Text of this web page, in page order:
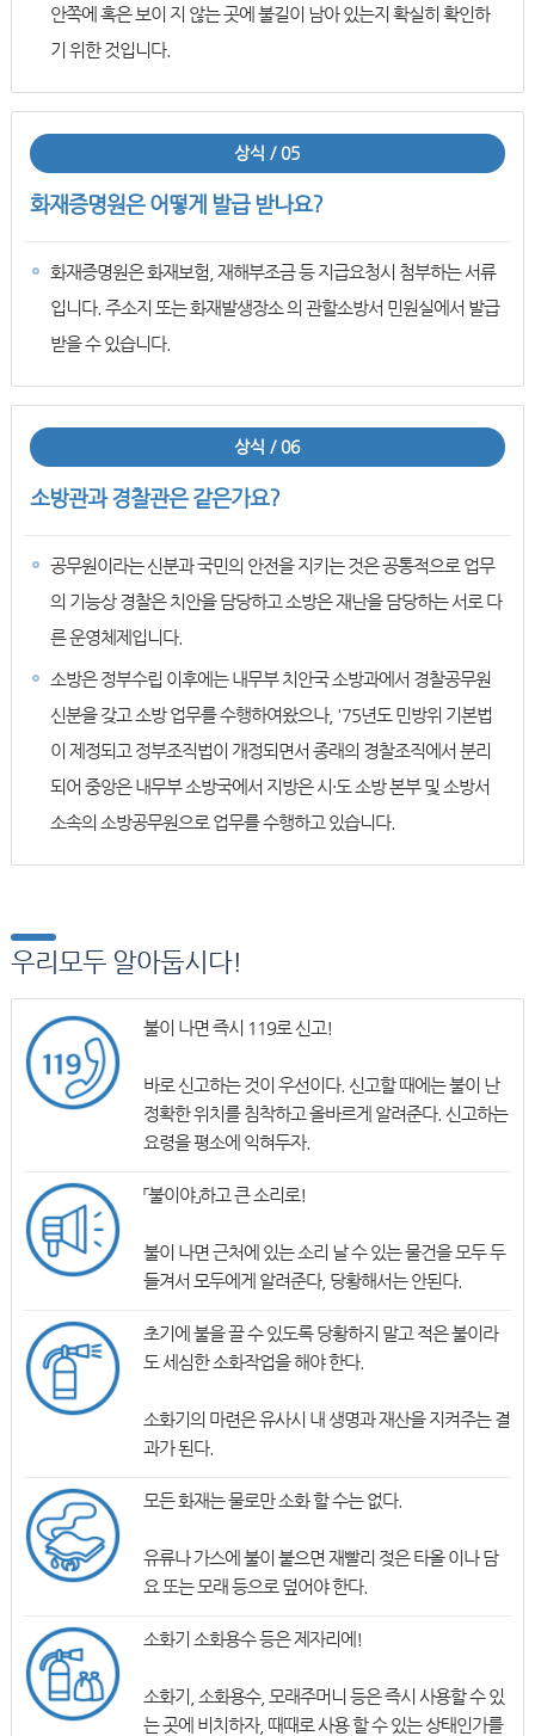
안쪽에 혹은 보이 지 않는 곳에 불길이 남아 있는지 확실히 확인하
기 위한 것입니다.
상식 / 05
화재증명원은 어떻게 발급 받나요?
화재증명원은 화재보험, 재해부조금 등 지급요청시 첨부하는 서류
입니다. 주소지 또는 화재발생장소 의 관할소방서 민원실에서 발급
받을 수 있습니다.
상식 / 06
소방관과 경찰관은 같은가요?
공무원이라는 신분과 국민의 안전을 지키는 것은 공통적으로 업무
의 기능상 경찰은 치안을 담당하고 소방은 재난을 담당하는 서로 다
른 운영체제입니다.
소방은 정부수립 이후에는 내무부 치안국 소방과에서 경찰공무원
신분을 갖고 소방 업무를 수행하여왔으나, '75년도 민방위 기본법
이 제정되고 정부조직법이 개정되면서 종래의 경찰조직에서 분리
되어 중앙은 내무부 소방국에서 지방은 시·도 소방 본부 및 소방서
소속의 소방공무원으로 업무를 수행하고 있습니다.
우리모두 알아둡시다!
불이 나면 즉시 119로 신고!
바로 신고하는 것이 우선이다. 신고할 때에는 불이 난
정확한 위치를 침착하고 올바르게 알려준다. 신고하는
요령을 평소에 익혀두자.
「불이야」하고 큰 소리로!
불이 나면 근처에 있는 소리 날 수 있는 물건을 모두 두
들겨서 모두에게 알려준다, 당황해서는 안된다.
초기에 불을 끌 수 있도록 당황하지 말고 적은 불이라
도 세심한 소화작업을 해야 한다.
소화기의 마련은 유사시 내 생명과 재산을 지켜주는 결
과가 된다.
모든 화재는 물로만 소화 할 수는 없다.
유류나 가스에 불이 붙으면 재빨리 젖은 타올 이나 담
요 또는 모래 등으로 덮어야 한다.
소화기 소화용수 등은 제자리에!
소화기, 소화용수, 모래주머니 등은 즉시 사용할 수 있
는 곳에 비치하자, 때때로 사용 할 수 있는 상태인가를